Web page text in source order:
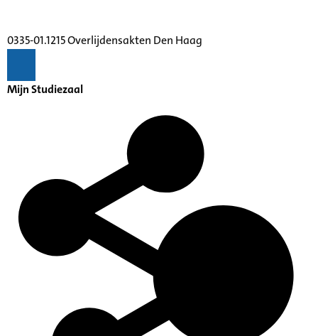
0335-01.1215 Overlijdensakten Den Haag
Mijn Studiezaal